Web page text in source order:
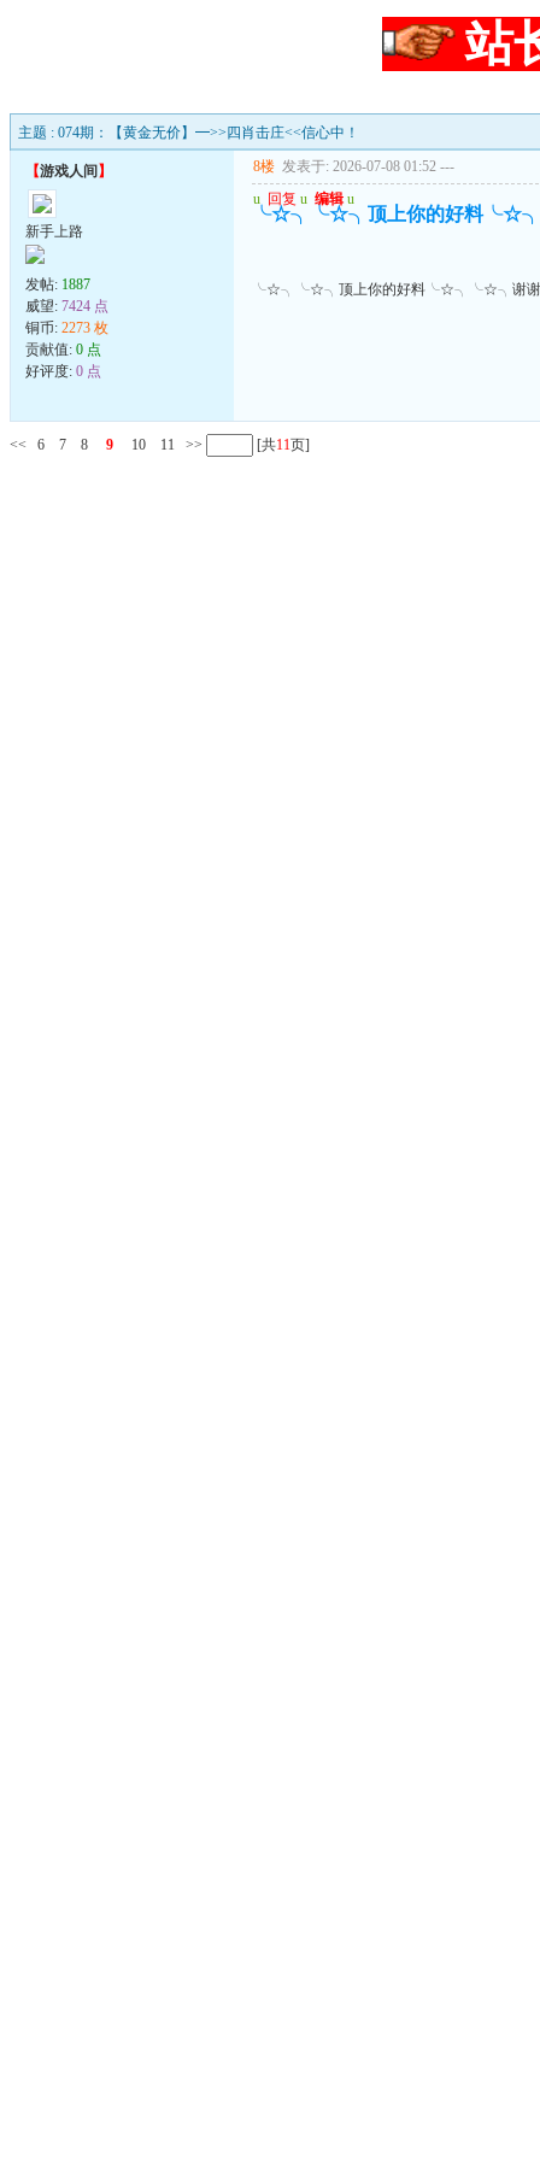
站
主题 : 074期：【黄金无价】━>>四肖击庄<<信心中！
【游戏人间 】
新手上路
发帖: 1887
威望: 7424 点
铜币: 2273 枚
贡献值: 0 点
好评度: 0 点
8楼 发表于: 2026-07-08 01:52 ---
u 回复 u 编辑 u
╰☆╮╰☆╮顶上你的好料
╰☆╮╰☆╮顶上你的好料╰☆╮╰☆╮谢
<< 6 7 8 9 10 11 >> [共11页]